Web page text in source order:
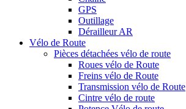
GPS
Outillage
Dérailleur AR
Vélo de Route
Pièces détachées vélo de route
Roues vélo de Route
Freins vélo de Route
Transmission vélo de Route
Cintre vélo de route